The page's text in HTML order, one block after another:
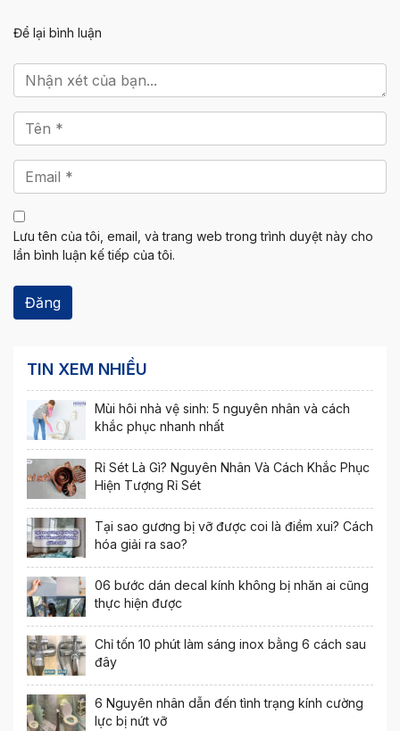
Để lại bình luận
Lưu tên của tôi, email, và trang web trong trình duyệt này cho
lần bình luận kế tiếp của tôi.
TIN XEM NHIỀU
Mùi hôi nhà vệ sinh: 5 nguyên nhân và cách
khắc phục nhanh nhất
Rỉ Sét Là Gì? Nguyên Nhân Và Cách Khắc Phục
Hiện Tượng Rỉ Sét
Tại sao gương bị vỡ được coi là điềm xui? Cách
hóa giải ra sao?
06 bước dán decal kính không bị nhăn ai cũng
thực hiện được
Chỉ tốn 10 phút làm sáng inox bằng 6 cách sau
đây
6 Nguyên nhân dẫn đến tình trạng kính cường
lực bị nứt vỡ